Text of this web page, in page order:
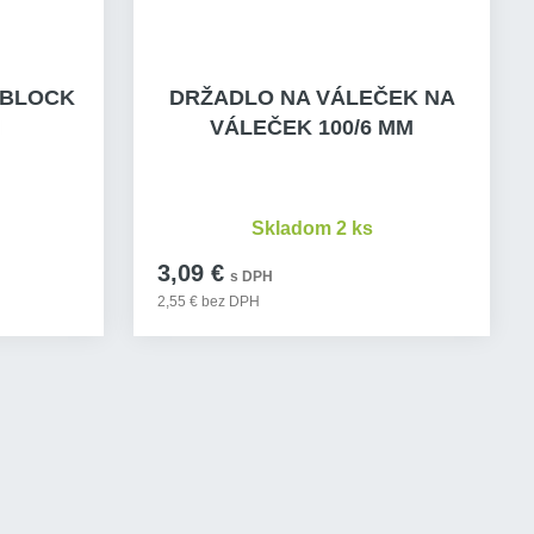
DRŽADLO NA VÁLEČEK NA
VÁLEČEK 100/6 MM
3,09 € s DPH
2,55 € bez DPH
Skladom 2 ks